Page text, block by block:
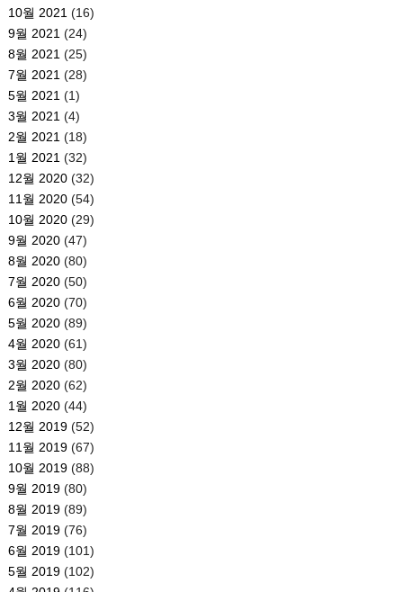
10월 2021 (16)
9월 2021 (24)
8월 2021 (25)
7월 2021 (28)
5월 2021 (1)
3월 2021 (4)
2월 2021 (18)
1월 2021 (32)
12월 2020(32)
11월 2020(54)
10월 2020(29)
9월 2020(47)
8월 2020(80)
7월 2020(50)
6월 2020(70)
5월 2020(89)
4월 2020(61)
3월 2020(80)
2월 2020(62)
1월 2020(44)
12월 2019(52)
11월 2019(67)
10월 2019(88)
9월 2019(80)
8월 2019(89)
7월 2019(76)
6월 2019(101)
5월 2019(102)